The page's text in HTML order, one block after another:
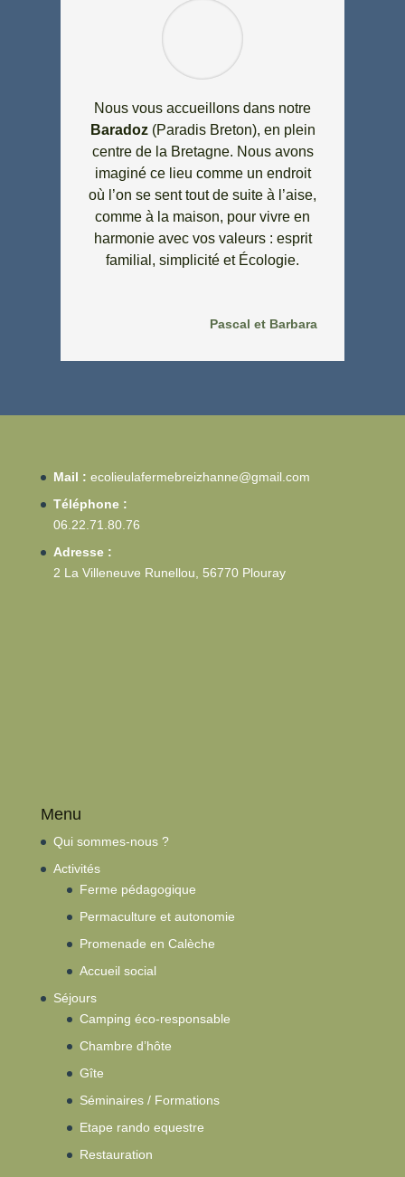
Nous vous accueillons dans notre
Baradoz(Paradis Breton), en plein
centre de la Bretagne. Nous avons
imaginé ce lieu comme un endroit
où l’on se sent tout de suite à l’aise,
comme à la maison, pour vivre en
harmonie avec vos valeurs : esprit
familial, simplicité et Écologie.
Pascal et Barbara
Mail : ecolieulafermebreizhanne@gmail.com
Téléphone :
06.22.71.80.76
Adresse :
2 La Villeneuve Runellou, 56770 Plouray
Menu
Qui sommes-nous ?
Activités
Ferme pédagogique
Permaculture et autonomie
Promenade en Calèche
Accueil social
Séjours
Camping éco-responsable
Chambre d’hôte
Gîte
Séminaires / Formations
Etape rando equestre
Restauration